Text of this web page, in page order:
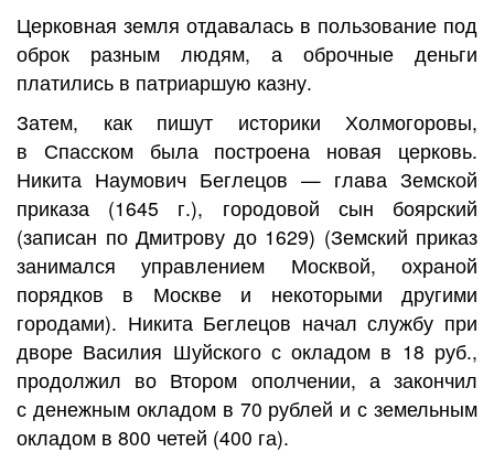
Церковная земля отдавалась в пользование под
оброк разным людям, а оброчные деньги
платились в патриаршую казну.
Затем, как пишут историки Холмогоровы,
в Спасском была построена новая церковь.
Никита Наумович Беглецов — глава Земской
приказа (1645 г.), городовой сын боярский
(записан по Дмитрову до 1629) (Земский приказ
занимался управлением Москвой, охраной
порядков в Москве и некоторыми другими
городами). Никита Беглецов начал службу при
дворе Василия Шуйского с окладом в 18 руб.,
продолжил во Втором ополчении, а закончил
с денежным окладом в 70 рублей и с земельным
окладом в 800 четей (400 га).